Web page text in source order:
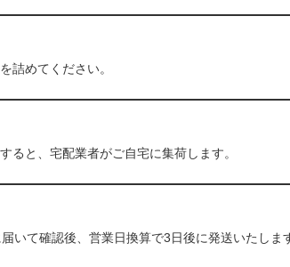
詰めてください。
ると、宅配業者がご自宅に集荷します。
いて確認後、営業日換算で3日後に発送いたしま